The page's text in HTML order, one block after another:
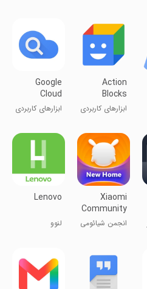
Action
Blocks
ابزارهای کاربردی
Google
Cloud
Search
ابزارهای کاربردی
Xiaomi
Community
انجمن شیائومی
Lenovo
لنوو